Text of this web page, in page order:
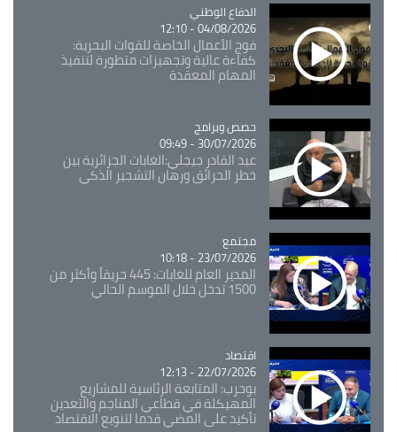
Catégorie
الدفاع الوطني
04/08/2026 - 12:10
فوج الأعمال الخاصة للقوات البحرية:
كفاءة عالية وتجهيزات متطورة لتنفيذ
المهام المعقدة
Catégorie
حصص وبرامج
30/07/2026 - 09:49
عبد القادر جيجلي:الغابات الجزائرية بين
خطر الحرائق ورهان التشجير الذكي
Catégorie
مجتمع
23/07/2026 - 10:18
المدير العام للغابات: 445 حريقاً وأكثر من
1500 تدخل خلال الموسم الحالي
Catégorie
اقتصاد
22/07/2026 - 12:13
بوحرب: المتابعة الرئاسية للمشاريع
المهيكلة في قطاعي المناجم والتعدين
تأكيد على المضي قدما لتنويع الاقتصاد